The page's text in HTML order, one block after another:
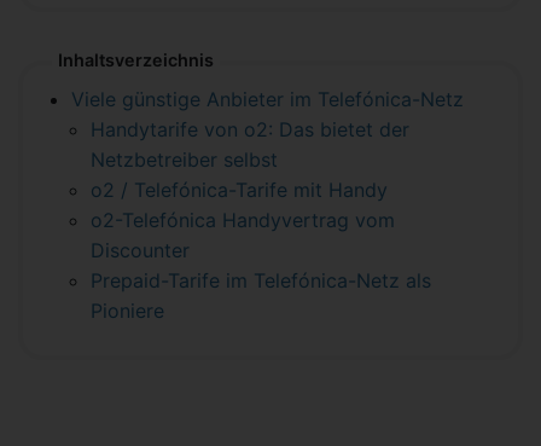
Inhaltsverzeichnis
Viele günstige Anbieter im Telefónica-Netz
Handytarife von o2: Das bietet der
Netzbetreiber selbst
o2 / Telefónica-Tarife mit Handy
o2-Telefónica Handyvertrag vom
Discounter
Prepaid-Tarife im Telefónica-Netz als
Pioniere